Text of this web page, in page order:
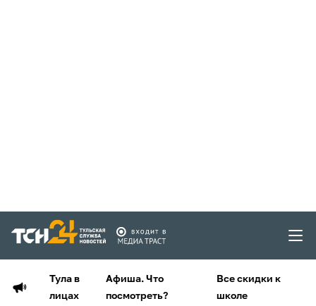
Тула в
лицах
Афиша. Что
посмотреть?
Все скидки к
школе